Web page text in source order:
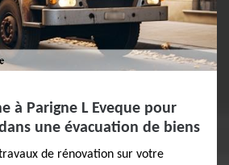
à Parigne L Eveque pour
une évacuation de biens
de rénovation sur votre